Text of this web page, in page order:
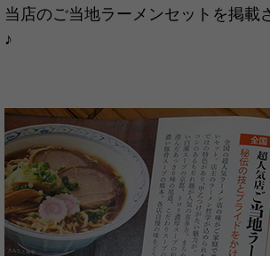
当店のご当地ラーメンセットを掲載
♪